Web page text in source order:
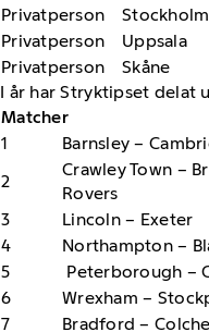
Privatperson
Stockholm
Privatperson
Uppsala
Privatperson
Skåne
I år har Stryktipset delat
Matcher
1
Barnsley –
2
Crawley Town –
Rovers
3
Lincoln – Exeter
4
Northampton –
5
Peterborough –
6
Wrexham –
7
Bradford –